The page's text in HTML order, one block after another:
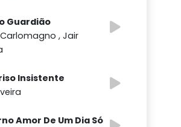
Guardião
, Jair
Insistente
Amor De Um Dia Só